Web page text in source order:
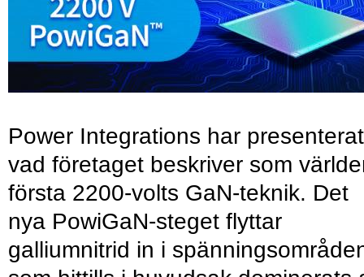
Power Integrations har presenterat
vad företaget beskriver som
första 2200-volts GaN-teknik. Det
nya PowiGaN-steget flyttar
galliumnitrid in i